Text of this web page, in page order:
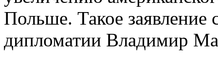
Польше. Такое заявление
дипломатии Владимир